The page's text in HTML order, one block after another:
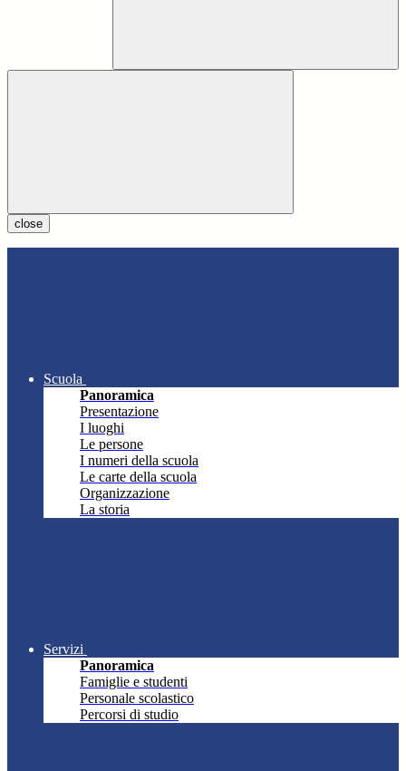
close
Scuola
Panoramica
Presentazione
I luoghi
Le persone
I numeri della scuola
Le carte della scuola
Organizzazione
La storia
Servizi
Panoramica
Famiglie e studenti
Personale scolastico
Percorsi di studio